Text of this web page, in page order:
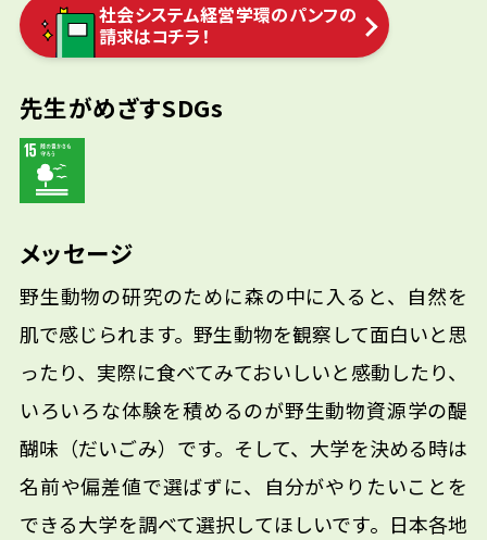
社会システム経営学環のパンフの
請求はコチラ！
先生がめざすSDGs
メッセージ
野生動物の研究のために森の中に入ると、自然を
肌で感じられます。野生動物を観察して面白いと思
ったり、実際に食べてみておいしいと感動したり、
いろいろな体験を積めるのが野生動物資源学の醍
醐味（だいごみ）です。そして、大学を決める時は
名前や偏差値で選ばずに、自分がやりたいことを
できる大学を調べて選択してほしいです。日本各地